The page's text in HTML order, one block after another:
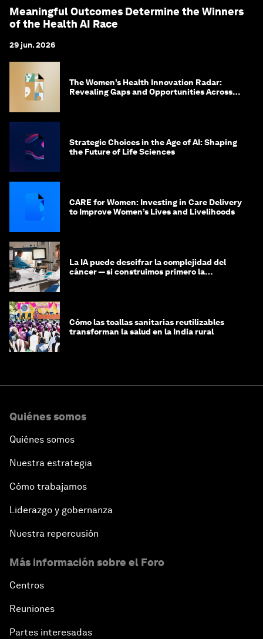
Meaningful Outcomes Determine the Winners
of the Health AI Race
29 jun. 2026
The Women’s Health Innovation Radar:
Revealing Gaps and Opportunities Across
Strategic Choices in the Age of AI: Shaping
the Future of Life Sciences
CARE for Women: Investing in Care Delivery
to Improve Women’s Lives and Livelihoods
La IA puede descifrar la complejidad del
cáncer — si construimos primero la
Cómo las toallas sanitarias reutilizables
transforman la salud en la India rural
Quiénes somos
Quiénes somos
Nuestra estrategia
Cómo trabajamos
Liderazgo y gobernanza
Nuestra repercusión
Más información sobre el Foro
Centros
Reuniones
Partes interesadas